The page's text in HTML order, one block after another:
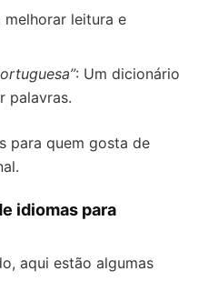
melhorar leitura e
: Um dicionário
palavras.
para quem gosta de
idiomas para
aqui estão algumas